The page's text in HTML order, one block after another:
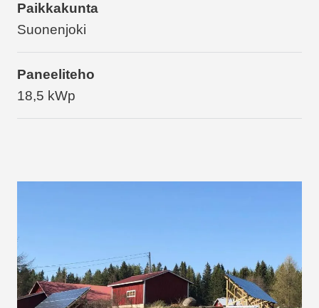
Paikkakunta
Suonenjoki
Paneeliteho
18,5 kWp